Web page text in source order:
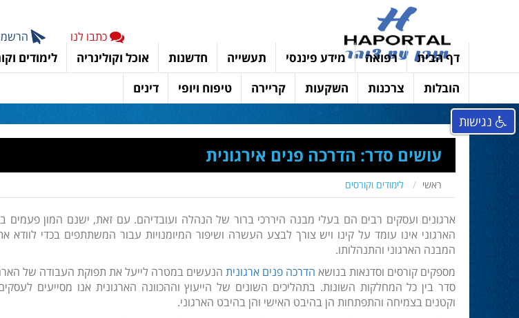
כתבו לנו
דף הבית רפואה מידע פיננסי תעשייה חדשנות אוכל וקולינריה לימודים
הובלות
צרכנות השקעות קריירה טיפוח ויופי דינים
עושים סדר: הדרכה פנים אירגונית
ראשי לימודים וקורסים
ארגונים ועסקים רבים הם בעלי מבנה היררכי ברור של הנהלה ועובדיהם. עם זאת, ישנם המון פעמים
הארגוני אינו עומד על קינו ויש צורך לבצע העשרה ושיפור המיומנויות עבור המשתתפים בכדי לוודא
המבנה הארגוני והתנהלותו.
מספקים קורסים וסדנאות בנושא הדרכה פנים ארגונית הנעשים במטרה לייעל את תפוקת העבודה של
סדר בין כל המחלקות השונות. בתהליכים השונים של הייעוץ וההכוונה הארגונית אנו מסייעים
וקטנים בצמיחה והתפתחות הן בהיבט האישי והן בהיבט הארגוני.
נגישות